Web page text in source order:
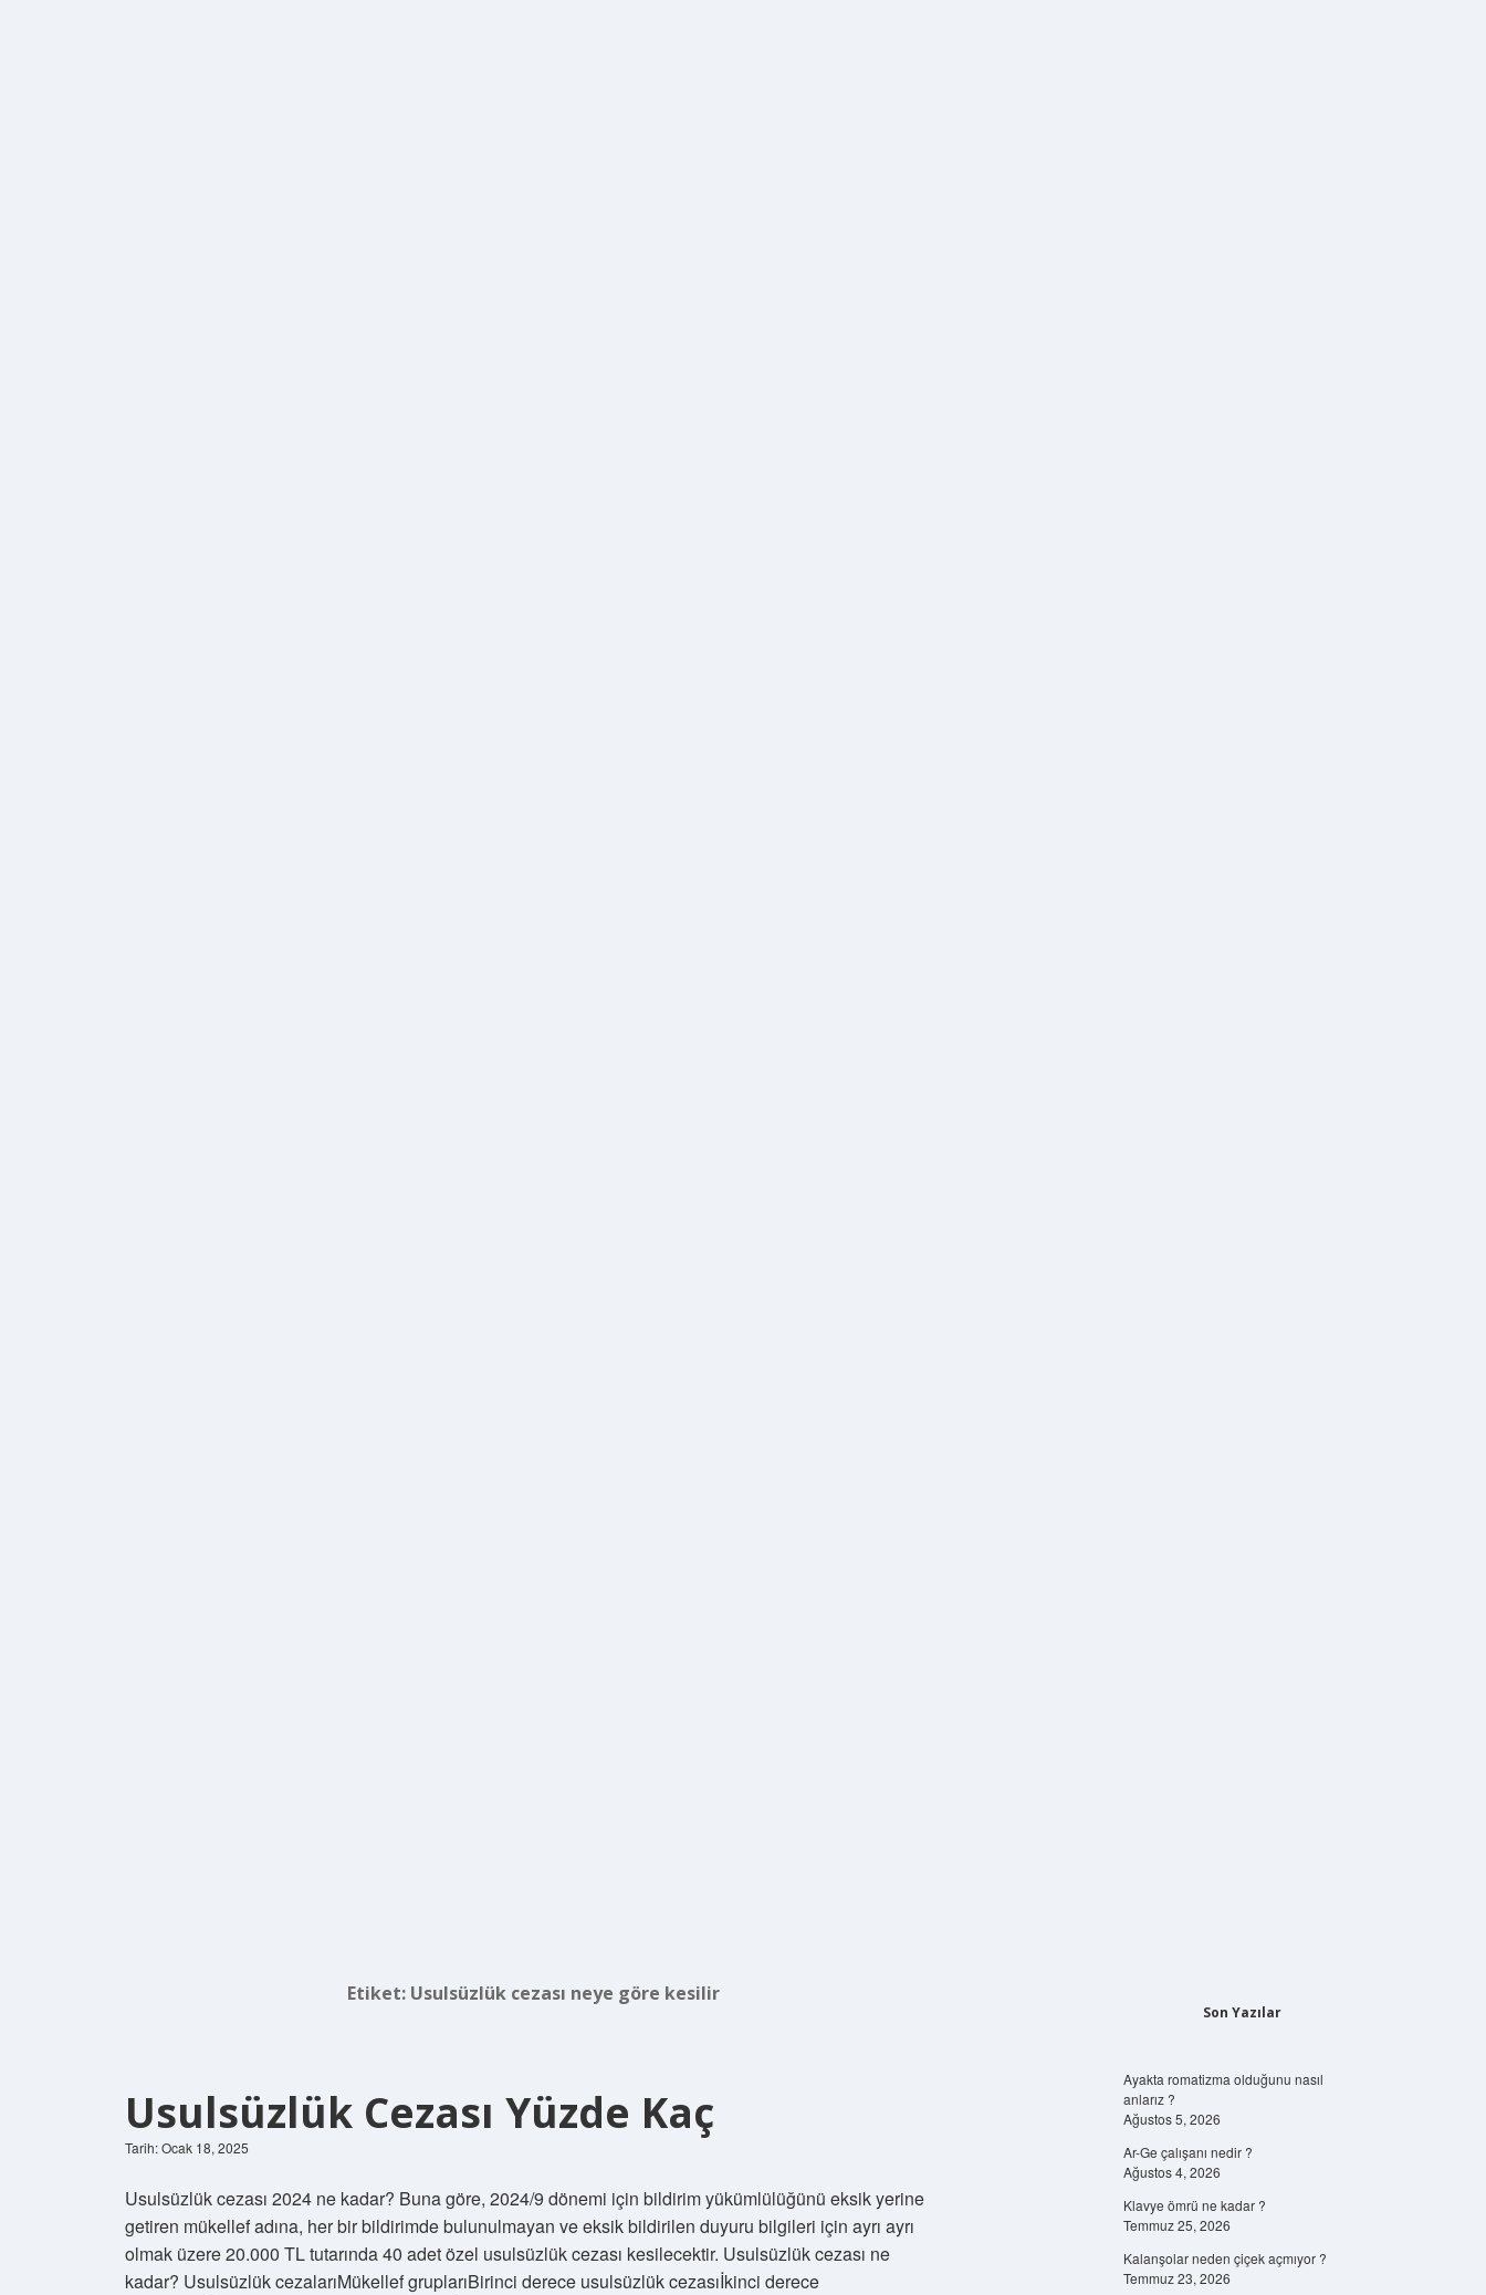
Etiket: Usulsüzlük cezası neye göre kesilir
Usulsüzlük Cezası Yüzde Kaç
Tarih: Ocak 18, 2025
Usulsüzlük cezası 2024 ne kadar? Buna göre, 2024/9 dönemi için bildirim yükümlülüğünü eksik yerine
getiren mükellef adına, her bir bildirimde bulunulmayan ve eksik bildirilen duyuru bilgileri için ayrı ayrı
olmak üzere 20.000 TL tutarında 40 adet özel usulsüzlük cezası kesilecektir. Usulsüzlük cezası ne
kadar? Usulsüzlük cezalarıMükellef gruplarıBirinci derece usulsüzlük cezasıİkinci derece
Son Yazılar
Ayakta romatizma olduğunu nasıl
anlarız ?
Ağustos 5, 2026
Ar-Ge çalışanı nedir ?
Ağustos 4, 2026
Klavye ömrü ne kadar ?
Temmuz 25, 2026
Kalanşolar neden çiçek açmıyor ?
Temmuz 23, 2026